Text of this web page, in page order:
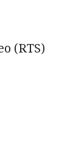
(RTS)​​